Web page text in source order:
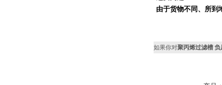
由于货物不同、所到
如果你对聚丙烯过滤槽